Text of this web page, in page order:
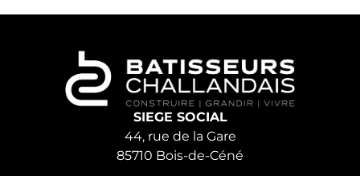
SIEGE SOCIAL
44, rue de la Gare
85710 Bois-de-Céné